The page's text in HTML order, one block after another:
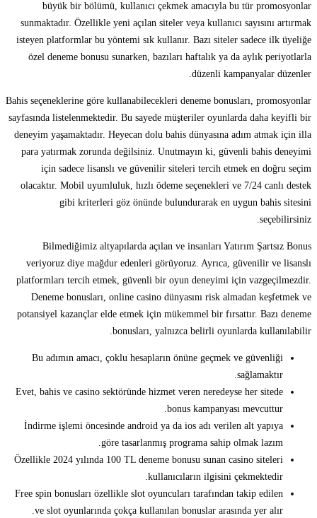
büyük bir bölümü, kullanıcı çekmek amacıyla bu tür promosyonlar
sunmaktadır. Özellikle yeni açılan siteler veya kullanıcı sayısını artırmak
isteyen platformlar bu yöntemi sık kullanır. Bazı siteler sadece ilk üyeliğe
özel deneme bonusu sunarken, bazıları haftalık ya da aylık periyotlarla
düzenli kampanyalar düzenler.
Bahis seçeneklerine göre kullanabilecekleri deneme bonusları, promosyonlar
sayfasında listelenmektedir. Bu sayede müşteriler oyunlarda daha keyifli bir
deneyim yaşamaktadır. Heyecan dolu bahis dünyasına adım atmak için illa
para yatırmak zorunda değilsiniz. Unutmayın ki, güvenli bahis deneyimi
için sadece lisanslı ve güvenilir siteleri tercih etmek en doğru seçim
olacaktır. Mobil uyumluluk, hızlı ödeme seçenekleri ve 7/24 canlı destek
gibi kriterleri göz önünde bulundurarak en uygun bahis sitesini
seçebilirsiniz.
Bilmediğimiz altyapılarda açılan ve insanları Yatırım Şartsız Bonus
veriyoruz diye mağdur edenleri görüyoruz. Ayrıca, güvenilir ve lisanslı
platformları tercih etmek, güvenli bir oyun deneyimi için vazgeçilmezdir.
Deneme bonusları, online casino dünyasını risk almadan keşfetmek ve
potansiyel kazançlar elde etmek için mükemmel bir fırsattır. Bazı deneme
bonusları, yalnızca belirli oyunlarda kullanılabilir.
Bu adımın amacı, çoklu hesapların önüne geçmek ve güvenliği
sağlamaktır.
Evet, bahis ve casino sektöründe hizmet veren neredeyse her sitede
bonus kampanyası mevcuttur.
İndirme işlemi öncesinde android ya da ios adı verilen alt yapıya
göre tasarlanmış programa sahip olmak lazım.
Özellikle 2024 yılında 100 TL deneme bonusu sunan casino siteleri
kullanıcıların ilgisini çekmektedir.
Free spin bonusları özellikle slot oyuncuları tarafından takip edilen
ve slot oyunlarında çokça kullanılan bonuslar arasında yer alır.